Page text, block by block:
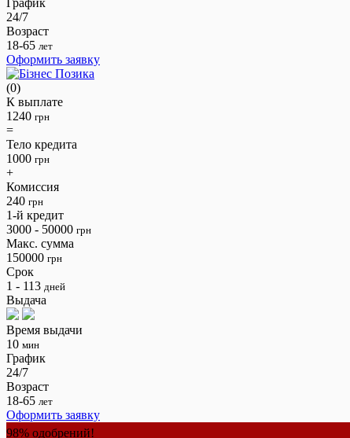
График
24/7
Возраст
18-65 лет
Оформить заявку
(0)
К выплате
1240 грн
=
Тело кредита
1000 грн
+
Комиссия
240 грн
1-й кредит
3000 - 50000 грн
Макс. сумма
150000 грн
Срок
1 - 113 дней
Выдача
Время выдачи
10 мин
График
24/7
Возраст
18-65 лет
Оформить заявку
98% одобрений!